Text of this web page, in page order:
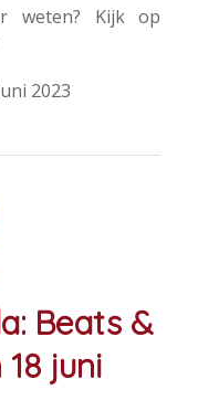
weten? Kijk op
2023
Beats &
juni